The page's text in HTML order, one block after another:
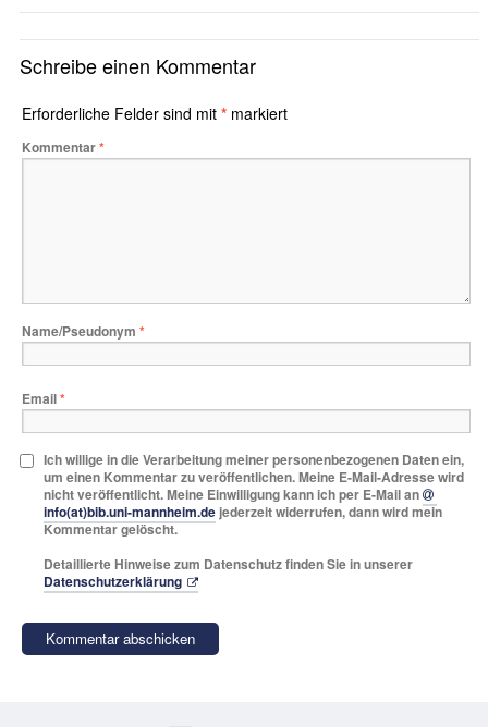
Schreibe einen Kommentar
Erforderliche Felder sind mit * markiert
Kommentar*
Name/Pseudonym *
Email*
Ich willige in die Verarbeitung meiner personenbezogenen Daten ein,
um einen Kommentar zu veröffentlichen. Meine E-Mail-Adresse wird
nicht veröffentlicht. Meine Einwilligung kann ich per E-Mail an
info(at)bib.uni-mannheim.de jederzeit widerrufen, dann wird mein
Kommentar gelöscht.
Detaillierte Hinweise zum Datenschutz finden Sie in unserer
Datenschutzerklärung